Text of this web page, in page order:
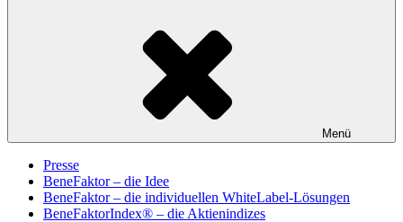
Menü
Presse
BeneFaktor – die Idee
BeneFaktor – die individuellen WhiteLabel-Lösungen
BeneFaktorIndex® – die Aktienindizes